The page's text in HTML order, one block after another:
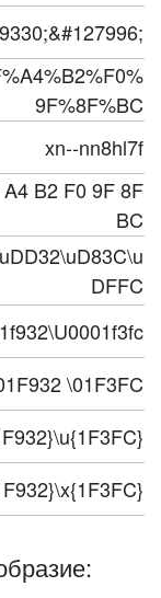
9F%8F%BC
xn--nn8hl7f
B2 F0 9F 8F
BC
DFFC
\01F3FC